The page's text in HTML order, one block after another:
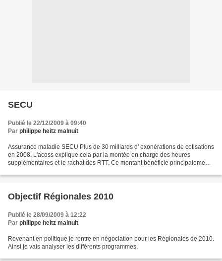
SECU
Publié le 22/12/2009 à 09:40
Par philippe heitz malnuit
Assurance maladie SECU Plus de 30 milliards d' exonérations de cotisations
en 2008. L'acoss explique cela par la montée en charge des heures
supplémentaires et le rachat des RTT. Ce montant bénéficie principalement
Objectif Régionales 2010
Publié le 28/09/2009 à 12:22
Par philippe heitz malnuit
Revenant en politique je rentre en négociation pour les Régionales de 2010.
Ainsi je vais analyser les différents programmes.